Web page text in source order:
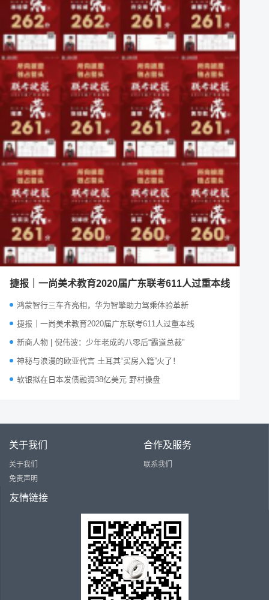
捷报｜一尚美术教育2020届广东联考611人过重本线
鸿蒙智行三车齐亮相，华为智擎助力驾乘体验革新
捷报｜一尚美术教育2020届广东联考611人过重本线
新商人物 | 倪伟波：少年老成的八零后“霸道总裁”
神秘与浪漫的欧亚代言 土耳其“买房入籍”火了！
软银拟在日本发债融资38亿美元 野村操盘
关于我们
关于我们
免责声明
合作及服务
联系我们
友情链接